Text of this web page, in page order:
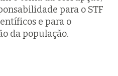
para o STF
e para o
da população.